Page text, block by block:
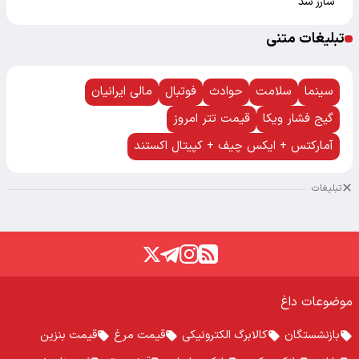
تبلیغات متنی
سینما سلامت حوادث فوتبال
مالی ایرانیان
گیج فشار ویکا
قیمت تتر امروز
آمارکتس + ایکس چیف + کپیتال اکستند
تبلیغات
موضوعات داغ
بازنشستگان کالابرگ الکترونیکی قیمت مرغ
قیمت بنزین